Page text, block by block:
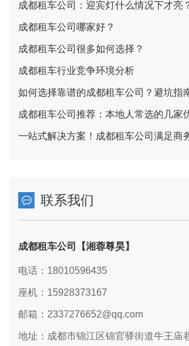
成都租车公司：迎宾灯什么情况下才亮
成都租车公司哪家好？
成都租车公司很多如何选择？
成都租车行业竞争环境分析
如何选择靠谱的成都租车公司？避坑指
成都租车公司推荐：本地人常选的几家
联系我们
成都租车公司【湘蓉尊昊】
电话：18010596435
座机：15928373167
邮箱：2337276652@qq.com